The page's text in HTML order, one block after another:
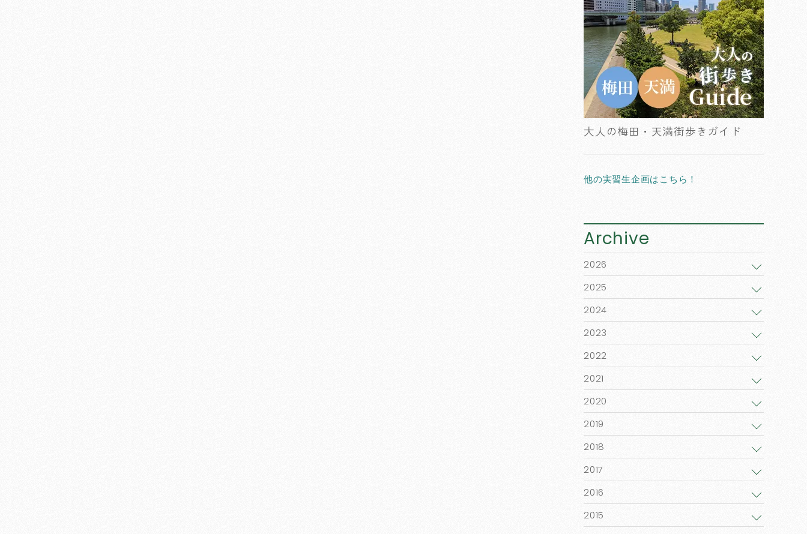
大人の梅田・天満街歩きガイド
他の実習生企画はこちら！
Archive
2026
2025
2024
2023
2022
2021
2020
2019
2018
2017
2016
2015